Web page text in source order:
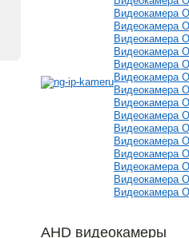
Видеокамера
Видеокамера
Видеокамера
Видеокамера
Видеокамера
Видеокамера
Видеокамера
Видеокамера
Видеокамера
Видеокамера
Видеокамера
Видеокамера
Видеокамера
Видеокамера
Видеокамера
AHD видеокамеры